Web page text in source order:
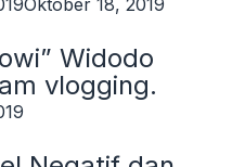
Oktober 18, 2019
Widodo
vlogging.